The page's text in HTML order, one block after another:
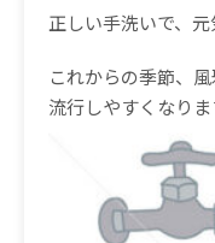
正しい手洗いで、元
これからの季節、
流行しやすくなりま